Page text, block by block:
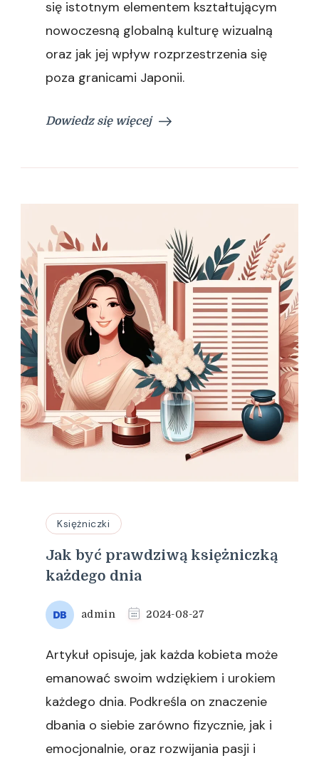
się istotnym elementem kształtującym
nowoczesną globalną kulturę wizualną
oraz jak jej wpływ rozprzestrzenia się
poza granicami Japonii.
Dowiedz się więcej
Księżniczki
Jak być prawdziwą księżniczką
każdego dnia
admin 2024-08-27
Artykuł opisuje, jak każda kobieta może
emanować swoim wdziękiem i urokiem
każdego dnia. Podkreśla on znaczenie
dbania o siebie zarówno fizycznie, jak i
emocjonalnie, oraz rozwijania pasji i